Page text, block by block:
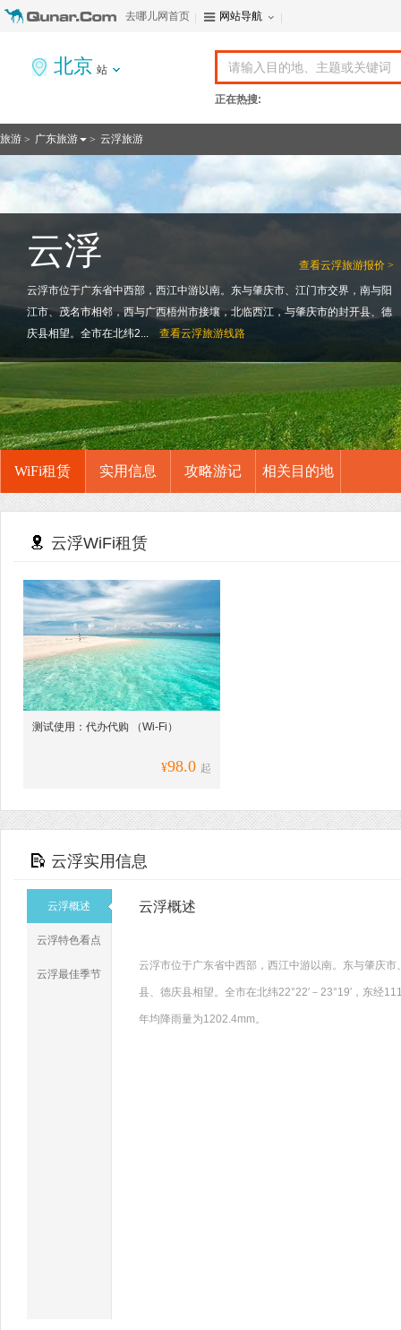
去哪儿网首页 网站导航
北京 站
正在热搜:
旅游 > 广东旅游 > 云浮旅游
查看云浮旅游报价 >
云浮
云浮市位于广东省中西部，西江中游以南。东与肇庆市、江门市交界，南与阳
江市、茂名市相邻，西与广西梧州市接壤，北临西江，与肇庆市的封开县、德
庆县相望。全市在北纬2...
查看云浮旅游线路
WiFi租赁 实用信息 攻略游记 相关目的地
云浮WiFi租赁
测试使用：代办代购 （Wi-Fi）
¥98.0 起
云浮实用信息
云浮概述
云浮特色看点
云浮最佳季节
云浮概述
云浮市位于广东省中西部，西江中游以南。东与肇庆
县、德庆县相望。全市在北纬22°22′－23°19′，东经
年均降雨量为1202.4mm。